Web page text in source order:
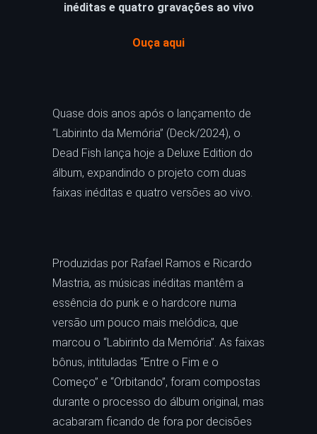
inéditas e quatro gravações ao vivo
Ouça aqui
Quase dois anos após o lançamento de
“Labirinto da Memória” (Deck/2024), o
Dead Fish lança hoje a Deluxe Edition do
álbum, expandindo o projeto com duas
faixas inéditas e quatro versões ao vivo.
Produzidas por Rafael Ramos e Ricardo
Mastria, as músicas inéditas mantêm a
essência do punk e o hardcore numa
versão um pouco mais melódica, que
marcou o “Labirinto da Memória”. As faixas
bônus, intituladas “Entre o Fim e o
Começo” e “Orbitando”, foram compostas
durante o processo do álbum original, mas
acabaram ficando de fora por decisões